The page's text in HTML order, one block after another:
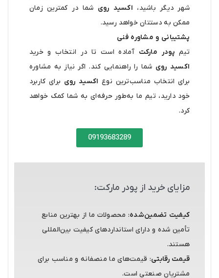
شهر دیگر باشید، اکسید روی شما در کمترین زمان
ممکن به دستتان خواهد رسید.
پشتیبانی و مشاوره فنی
تیم پودر مارکت آماده است تا در انتخاب و خرید
اکسید روی شما را راهنمایی کند. اگر نیاز به مشاوره
برای انتخاب مناسب‌ترین نوع اکسید روی برای کاربرد
خود دارید، تیم ما به‌طور حرفه‌ای به شما کمک خواهد
کرد.
09193683289
مزایای خرید از پودر مارکت:
کیفیت تضمین‌شده: محصولات ما از بهترین منابع
تأمین شده و دارای استانداردهای کیفیت بین‌المللی
هستند.
قیمت رقابتی: قیمت‌های ما منصفانه و مناسب برای
مشتریان صنعتی است.